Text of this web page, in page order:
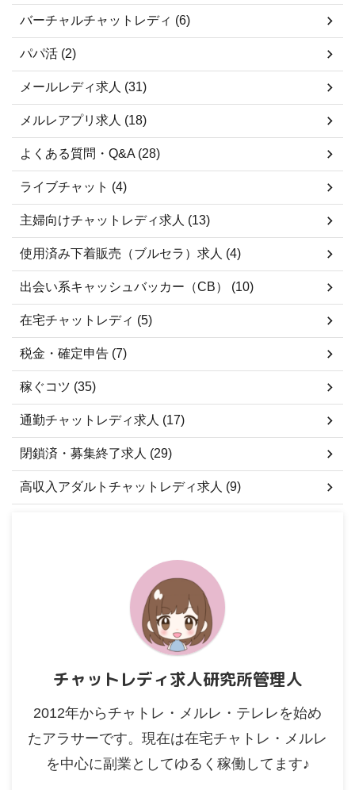
バーチャルチャットレディ (6)
パパ活 (2)
メールレディ求人 (31)
メルレアプリ求人 (18)
よくある質問・Q&A (28)
ライブチャット (4)
主婦向けチャットレディ求人 (13)
使用済み下着販売（ブルセラ）求人 (4)
出会い系キャッシュバッカー（CB） (10)
在宅チャットレディ (5)
税金・確定申告 (7)
稼ぐコツ (35)
通勤チャットレディ求人 (17)
閉鎖済・募集終了求人 (29)
高収入アダルトチャットレディ求人 (9)
チャットレディ求人研究所管理人
2012年からチャトレ・メルレ・テレレを始め
たアラサーです。現在は在宅チャトレ・メルレ
を中心に副業としてゆるく稼働してます♪